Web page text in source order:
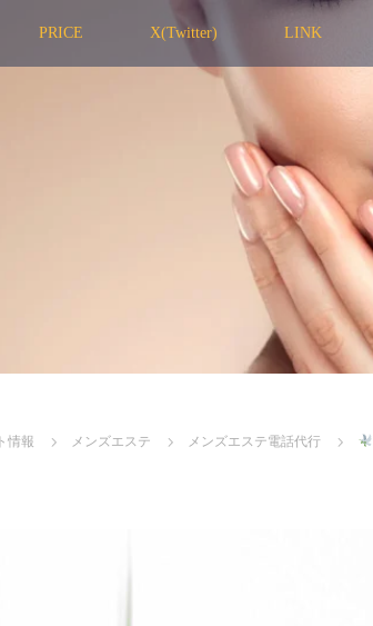
PRICE X(Twitter) LINK
情報 メンズエステ メンズエステ電話代行